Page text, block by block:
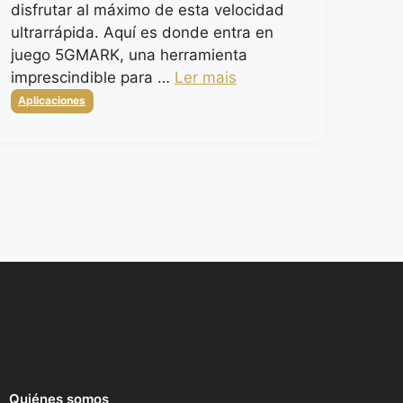
disfrutar al máximo de esta velocidad
ultrarrápida. Aquí es donde entra en
juego 5GMARK, una herramienta
imprescindible para … Ler mais
Categorias
Aplicaciones
Quiénes somos